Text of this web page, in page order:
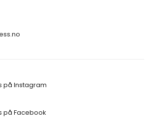
på Instagram
på Facebook